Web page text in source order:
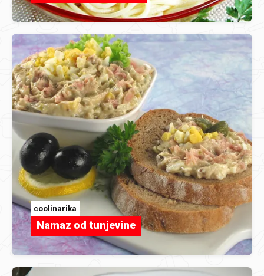
coolinarika
Namaz od tunjevine